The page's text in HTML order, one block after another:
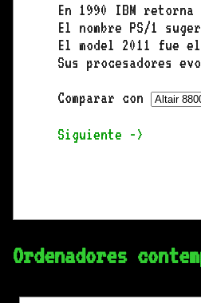
En 1990 IBM
El nombre PS/1
El model 2011 fue
Sus procesadores
Comparar con
Siguiente ->
Ordenadores